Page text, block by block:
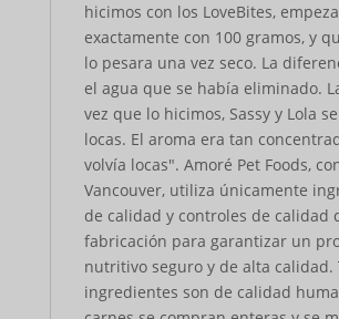
hicimos con los LoveBites,
exactamente con 100 gramos, y
lo pesara una vez seco. La
el agua que se había eliminado.
vez que lo hicimos, Sassy y Lola
locas. El aroma era tan
volvía locas". Amoré Pet Foods,
Vancouver, utiliza únicamente
de calidad y controles de calidad
fabricación para garantizar un
nutritivo seguro y de alta calidad.
ingredientes son de calidad